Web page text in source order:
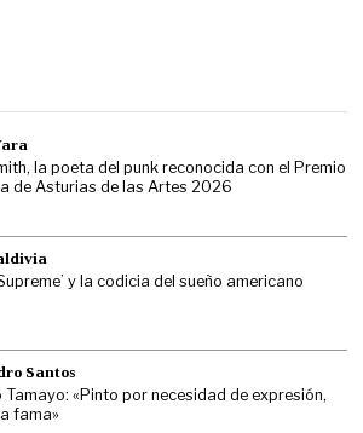
la poeta del punk reconocida con el Premio
de Asturias de las Artes 2026
y la codicia del sueño americano
Santos
Tamayo: «Pinto por necesidad de expresión,
fama»